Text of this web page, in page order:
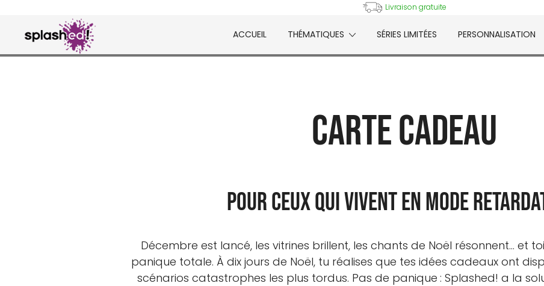
content
Livraison gratuite
ACCUEIL THÉMATIQUES SÉRIES LIMITÉES PERSONNALISATION
Carte Cadeau
Pour ceux qui vivent en mode
Décembre est lancé, les vitrines brillent, les chants de Noël résonnent… et
panique totale. À dix jours de Noël, tu réalises que tes idées cadeaux ont
scénarios catastrophes les plus tordus. Pas de panique : Splashed! a la